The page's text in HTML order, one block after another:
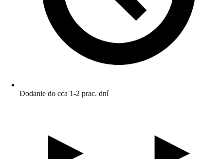
Dodanie do cca 1-2 prac. dní